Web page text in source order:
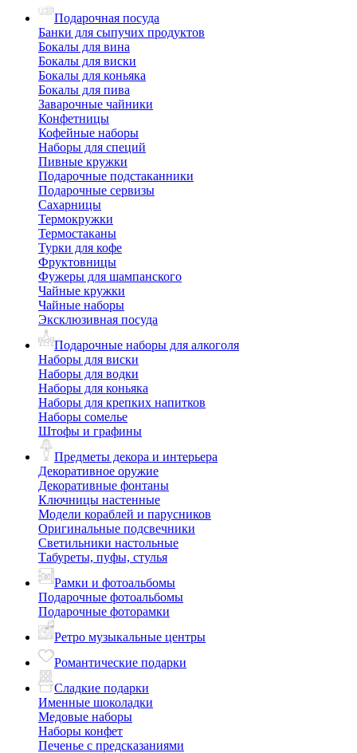
Подарочная посуда
Банки для сыпучих продуктов
Бокалы для вина
Бокалы для виски
Бокалы для коньяка
Бокалы для пива
Заварочные чайники
Конфетницы
Кофейные наборы
Наборы для специй
Пивные кружки
Подарочные подстаканники
Подарочные сервизы
Сахарницы
Термокружки
Термостаканы
Турки для кофе
Фруктовницы
Фужеры для шампанского
Чайные кружки
Чайные наборы
Эксклюзивная посуда
Подарочные наборы для алкоголя
Наборы для виски
Наборы для водки
Наборы для коньяка
Наборы для крепких напитков
Наборы сомелье
Штофы и графины
Предметы декора и интерьера
Декоративное оружие
Декоративные фонтаны
Ключницы настенные
Модели кораблей и парусников
Оригинальные подсвечники
Светильники настольные
Табуреты, пуфы, стулья
Рамки и фотоальбомы
Подарочные фотоальбомы
Подарочные фоторамки
Ретро музыкальные центры
Романтические подарки
Сладкие подарки
Именные шоколадки
Медовые наборы
Наборы конфет
Печенье с предсказаниями